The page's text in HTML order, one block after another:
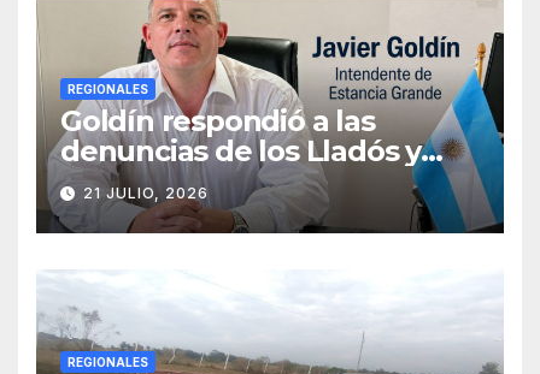
REGIONALES
Goldín respondió a las
denuncias de los Lladós y
defendió la transparencia de
su gestión
21 JULIO, 2026
REGIONALES